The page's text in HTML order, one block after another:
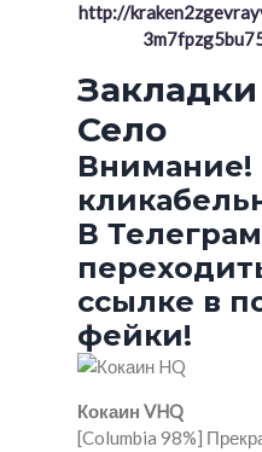
http://
Село
Внимание!
В
ссылке в
фейки!
Кокаин VHQ
[Columbia 98%]